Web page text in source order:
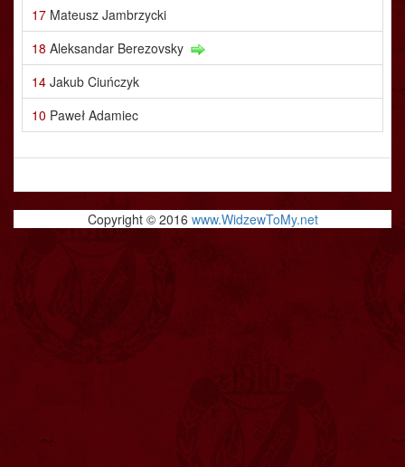
17 Mateusz Jambrzycki
18 Aleksandar Berezovsky
14 Jakub Ciuńczyk
10 Paweł Adamiec
Copyright © 2016 www.WidzewToMy.net